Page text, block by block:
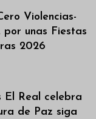
Violencias-
por unas Fiestas
2026
El Real celebra
de Paz siga